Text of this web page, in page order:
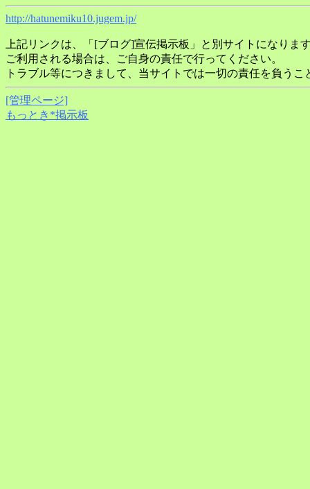
http://hatunemiku10.jugem.jp/
上記リンクは、「[ブログ]宣伝掲示板」と別サイトになりま
ご利用される場合は、ご自身の責任で行ってください。
トラブル等につきまして、当サイトでは一切の責任を負うこ
[管理ページ]
もっとき*掲示板